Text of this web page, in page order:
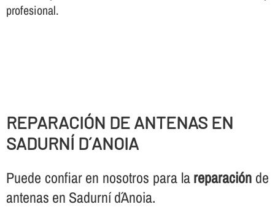
profesional.
REPARACIÓN DE ANTENAS EN
SADURNÍ D´ANOIA
Puede confiar en nosotros para lareparación de
antenas en Sadurní d´Anoia.